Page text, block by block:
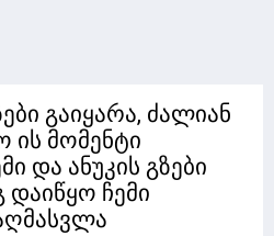
გაიყარა, ძალიან
ის მომენტი
და ანუკის გზები
დაიწყო ჩემი